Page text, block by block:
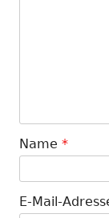
Name *
E-Mail-